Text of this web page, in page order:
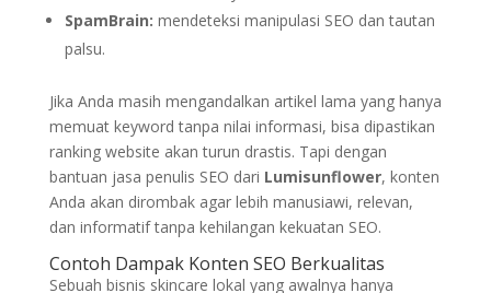
SpamBrain: mendeteksi manipulasi SEO dan tautan
palsu.
Jika Anda masih mengandalkan artikel lama yang hanya
memuat keyword tanpa nilai informasi, bisa dipastikan
ranking website akan turun drastis. Tapi dengan
bantuan jasa penulis SEO dari Lumisunflower, konten
Anda akan dirombak agar lebih manusiawi, relevan,
dan informatif tanpa kehilangan kekuatan SEO.
Contoh Dampak Konten SEO Berkualitas
Sebuah bisnis skincare lokal yang awalnya hanya